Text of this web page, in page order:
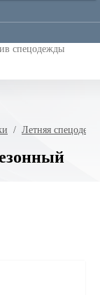
спецодежды
  /
Летняя